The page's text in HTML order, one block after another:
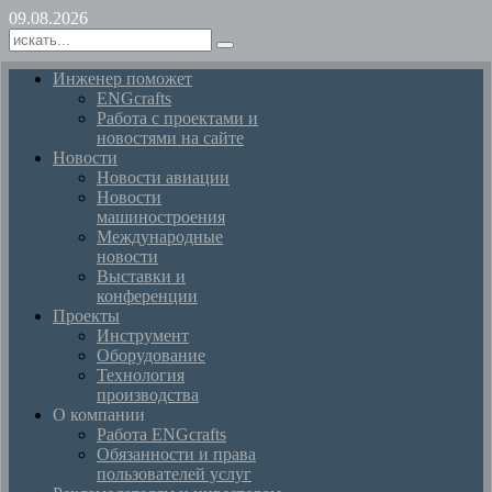
09.08.2026
Инженер поможет
ENGcrafts
Работа с проектами и
новостями на сайте
Новости
Новости авиации
Новости
машиностроения
Международные
новости
Выставки и
конференции
Проекты
Инструмент
Оборудование
Технология
производства
О компании
Работа ENGcrafts
Обязанности и права
пользователей услуг